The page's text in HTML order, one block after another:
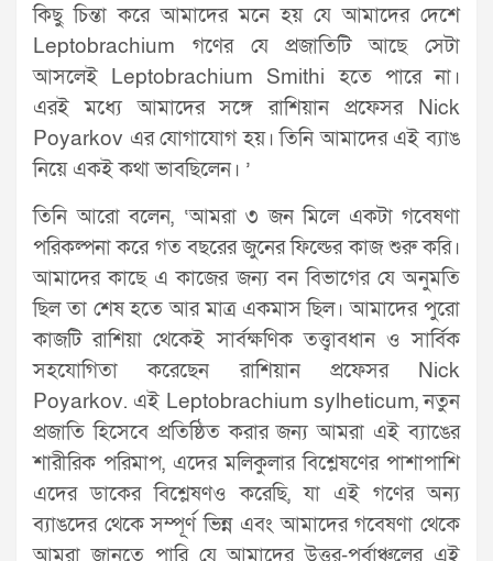
কিছু চিন্তা করে আমাদের মনে হয় যে আমাদের দেশে
Leptobrachium গণের যে প্রজাতিটি আছে সেটা
আসলেই Leptobrachium Smithi হতে পারে না।
এরই মধ্যে আমাদের সঙ্গে রাশিয়ান প্রফেসর Nick
Poyarkov এর যোগাযোগ হয়। তিনি আমাদের এই ব্যাঙ
নিয়ে একই কথা ভাবছিলেন। ’
তিনি আরো বলেন, ‘আমরা ৩ জন মিলে একটা গবেষণা
পরিকল্পনা করে গত বছরের জুনের ফিল্ডের কাজ শুরু করি।
আমাদের কাছে এ কাজের জন্য বন বিভাগের যে অনুমতি
ছিল তা শেষ হতে আর মাত্র একমাস ছিল। আমাদের পুরো
কাজটি রাশিয়া থেকেই সার্বক্ষণিক তত্ত্বাবধান ও সার্বিক
সহযোগিতা করেছেন রাশিয়ান প্রফেসর Nick
Poyarkov. এই Leptobrachium sylheticum, নতুন
প্রজাতি হিসেবে প্রতিষ্ঠিত করার জন্য আমরা এই ব্যাঙের
শারীরিক পরিমাপ, এদের মলিকুলার বিশ্লেষণের পাশাপাশি
এদের ডাকের বিশ্লেষণও করেছি, যা এই গণের অন্য
ব্যাঙদের থেকে সম্পূর্ণ ভিন্ন এবং আমাদের গবেষণা থেকে